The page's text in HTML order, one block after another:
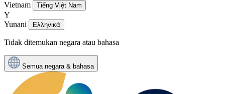
Vietnam
Tiếng Việt Nam
Y
Yunani
Ελληνικά
Tidak ditemukan negara atau bahasa
Semua negara & bahasa